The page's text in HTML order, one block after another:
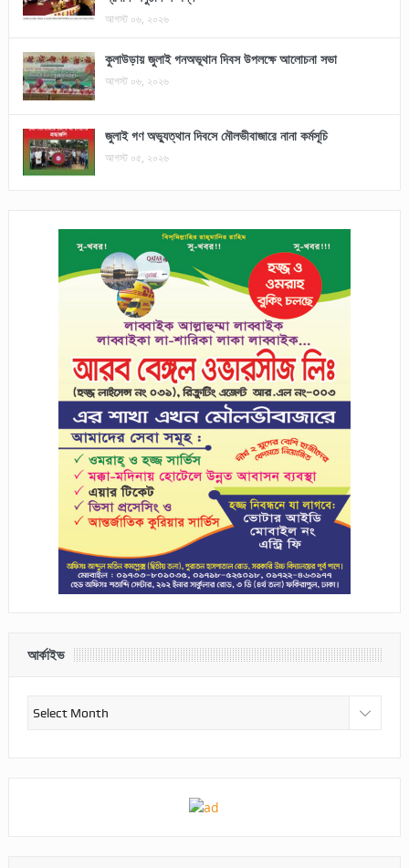
আগস্ট ০৬, ২০২৬
কুলাউড়ায় জুলাই গনঅভূথান দিবস উপলক্ষে আলোচনা সভা
আগস্ট ০৬, ২০২৬
জুলাই গণ অভ্যুত্থান দিবসে মৌলভীবাজারে নানা কর্মসূচি
আগস্ট ০৫, ২০২৬
আর্কাইভ
আর্কাইভ